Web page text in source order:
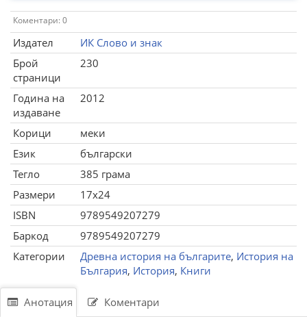
Коментари: 0
Издател
ИК Слово и знак
Брой
страници
230
Година на
издаване
2012
Корици
меки
Език
български
Тегло
385 грама
Размери
17x24
ISBN
9789549207279
Баркод
9789549207279
Категории
Древна история на българите, История на
България, История, Книги
Анотация Коментари